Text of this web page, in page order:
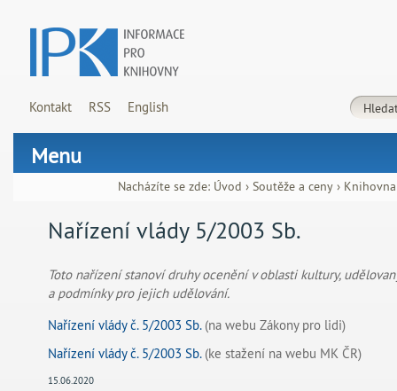
Kontakt RSS English
Menu
Nacházíte se zde: Úvod › Soutěže a ceny ›
Nařízení vlády 5/2003 Sb.
Toto nařízení stanoví druhy ocenění v oblasti kultury,
a podmínky pro jejich udělování.
Nařízení vlády č. 5/2003 Sb.(na webu Zákony pro lidi)
Nařízení vlády č. 5/2003 Sb. (ke stažení na webu MK ČR)
15.06.2020